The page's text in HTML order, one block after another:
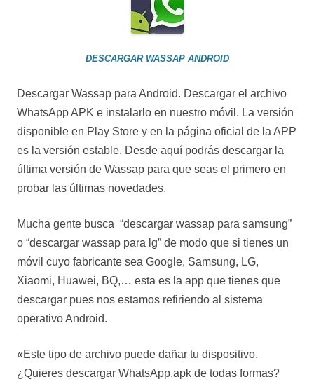
DESCARGAR WASSAP ANDROID
Descargar Wassap para Android. Descargar el archivo
WhatsApp APK e instalarlo en nuestro móvil. La versión
disponible en Play Store y en la página oficial de la APP
es la versión estable. Desde aquí podrás descargar la
última versión de Wassap para que seas el primero en
probar las últimas novedades.
Mucha gente busca “descargar wassap para samsung”
o “descargar wassap para lg” de modo que si tienes un
móvil cuyo fabricante sea Google, Samsung, LG,
Xiaomi, Huawei, BQ,… esta es la app que tienes que
descargar pues nos estamos refiriendo al sistema
operativo Android.
«Este tipo de archivo puede dañar tu dispositivo.
¿Quieres descargar WhatsApp.apk de todas formas?